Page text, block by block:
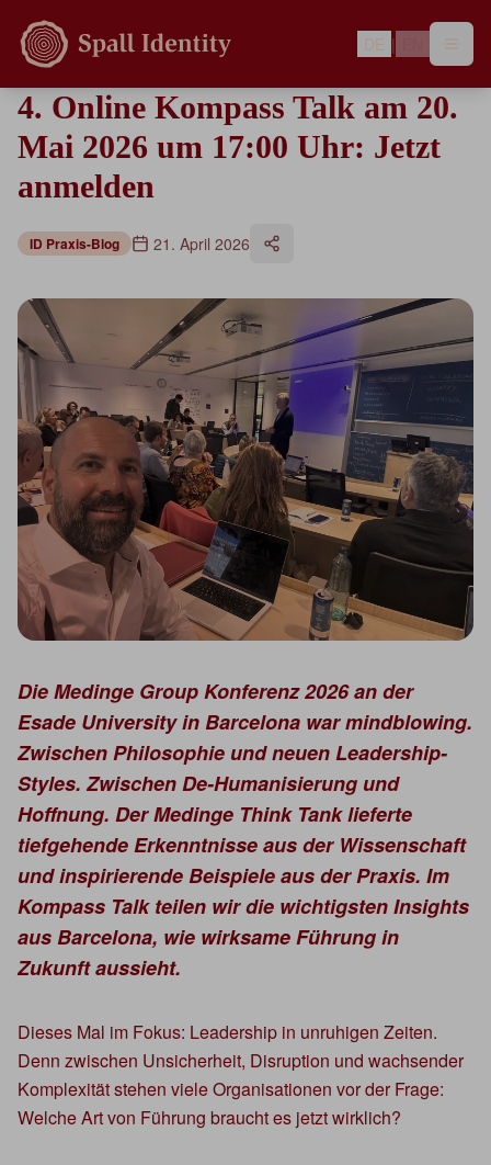
DE |
4. Online Kompass Talk am 20.
Mai 2026 um 17:00 Uhr: Jetzt
anmelden
ID Praxis-Blog 21. April 2026
Die Medinge Group Konferenz 2026 an der
Esade University in Barcelona war mindblowing.
Zwischen Philosophie und neuen Leadership-
Styles. Zwischen De-Humanisierung und
Hoffnung. Der Medinge Think Tank lieferte
tiefgehende Erkenntnisse aus der Wissenschaft
und inspirierende Beispiele aus der Praxis. Im
Kompass Talk teilen wir die wichtigsten Insights
aus Barcelona, wie wirksame Führung in
Zukunft aussieht.
Dieses Mal im Fokus: Leadership in unruhigen Zeiten.
Denn zwischen Unsicherheit, Disruption und wachsender
Komplexität stehen viele Organisationen vor der Frage:
Welche Art von Führung braucht es jetzt wirklich?